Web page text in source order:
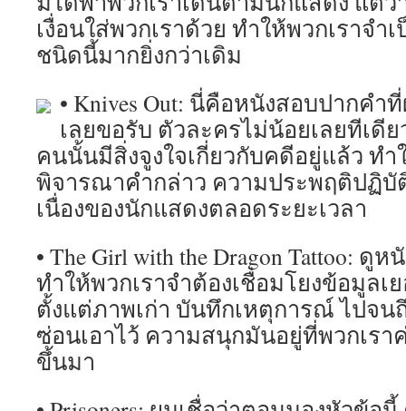
เงื่อนใส่พวกเราด้วย ทำให้พวกเราจำ
ชนิดนี้มากยิ่งกว่าเดิม
• Knives Out: นี่คือหนังสอบปากค
เลยขอรับ ตัวละครไม่น้อยเลยทีเดี
คนนั้นมีสิ่งจูงใจเกี่ยวกับคดีอยู่แล้ว ทำ
พิจารณาคำกล่าว ความประพฤติปฏิบั
เนื่องของนักแสดงตลอดระยะเวลา
• The Girl with the Dragon Tattoo:
ทำให้พวกเราจำต้องเชื่อมโยงข้อมูลเ
ตั้งแต่ภาพเก่า บันทึกเหตุการณ์ ไปจ
ซ่อนเอาไว้ ความสนุกมันอยู่ที่พวกเร
ขึ้นมา